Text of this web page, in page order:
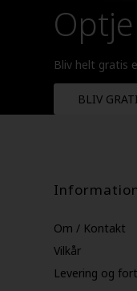
Bliv helt gratis
BLIV
Om / Kontakt
Vilkår
Levering og